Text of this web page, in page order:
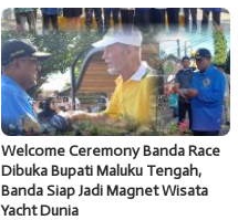
Welcome Ceremony Banda Race
Dibuka Bupati Maluku Tengah,
Banda Siap Jadi Magnet Wisata
Yacht Dunia